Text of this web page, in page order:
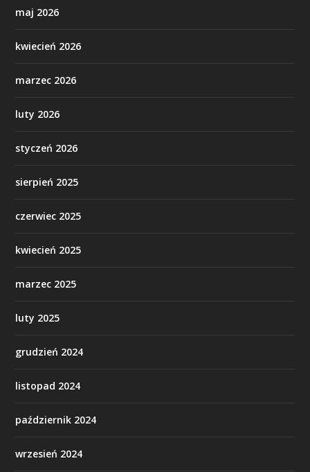
maj 2026
kwiecień 2026
marzec 2026
luty 2026
styczeń 2026
sierpień 2025
czerwiec 2025
kwiecień 2025
marzec 2025
luty 2025
grudzień 2024
listopad 2024
październik 2024
wrzesień 2024